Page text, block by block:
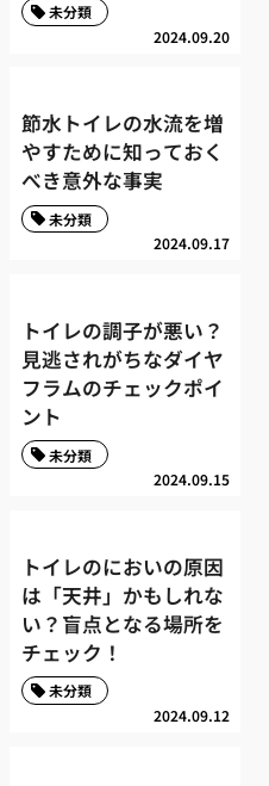
2024.09.20
未分類
節水トイレの水流を増
やすために知っておく
べき意外な事実
2024.09.17
未分類
トイレの調子が悪い？
見逃されがちなダイヤ
フラムのチェックポイ
ント
2024.09.15
未分類
トイレのにおいの原因
は「天井」かもしれな
い？盲点となる場所を
チェック！
2024.09.12
未分類